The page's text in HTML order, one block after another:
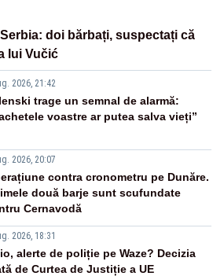
doi bărbați, suspectați că
lui Vučić
2026, 21:42
trage un semnal de alarmă:
voastre ar putea salva vieți”
2026, 20:07
contra cronometru pe Dunăre.
două barje sunt scufundate
Cernavodă
2026, 18:31
alerte de poliție pe Waze? Decizia
de Curtea de Justiție a UE